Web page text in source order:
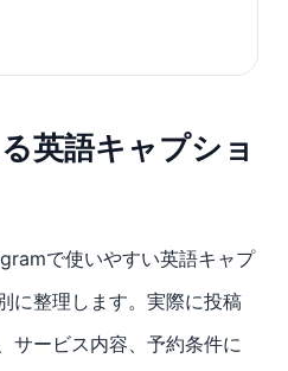
英語キャプショ
で使いやすい英語キャプ
に整理します。実際に投稿
サービス内容、予約条件に